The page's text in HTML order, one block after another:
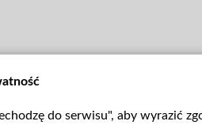
do serwisu", aby wyrazić